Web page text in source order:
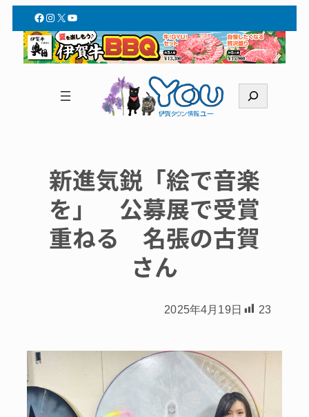
Facebook
Instagram
X YouTube
索
新進気鋭「絵で音楽
を」 公募展で受賞
重ねる 名張の古賀
さん
2025年4月19日 23